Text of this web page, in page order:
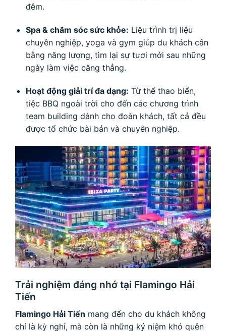
đêm.
Spa & chăm sóc sức khỏe: Liệu trình trị liệu
chuyên nghiệp, yoga và gym giúp du khách cân
bằng năng lượng, tìm lại sự tươi mới sau những
ngày làm việc căng thẳng.
Hoạt động giải trí đa dạng: Từ thể thao biển,
tiệc BBQ ngoài trời cho đến các chương trình
team building dành cho đoàn khách, tất cả đều
được tổ chức bài bản và chuyên nghiệp.
Trải nghiệm đáng nhớ tại Flamingo Hải
Tiến
Flamingo Hải Tiến mang đến cho du khách không
chỉ là kỳ nghỉ, mà còn là những kỷ niệm khó quên